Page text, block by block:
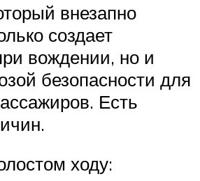
внезапно
создает
вождении, но и
безопасности для
Есть
ходу: